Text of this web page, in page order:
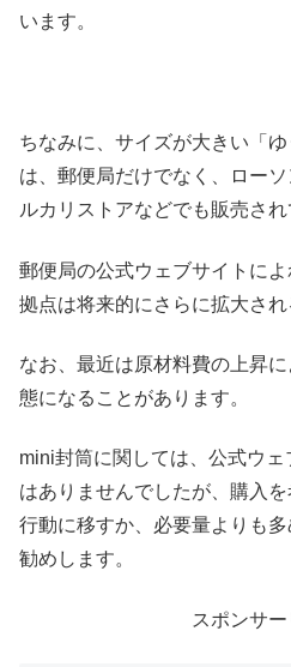
います。
ちなみに、サイズが大きい「
は、郵便局だけでなく、ロー
ルカリストアなどでも販売され
郵便局の公式ウェブサイトに
拠点は将来的にさらに拡大され
なお、最近は原材料費の上昇
態になることがあります。
mini封筒に関しては、公式ウ
はありませんでしたが、購入
行動に移すか、必要量よりも
勧めします。
スポンサー